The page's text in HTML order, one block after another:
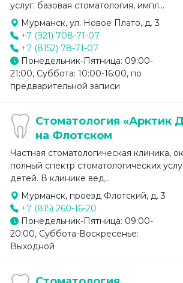
услуг: базовая стоматология, импл...
Мурманск, ул. Новое Плато, д. 3
+7 (921) 708-71-07
+7 (8152) 78-71-07
Понедельник-Пятница: 09:00-
21:00, Суббота: 10:00-16:00, по
предварительной записи
Стоматология «Арктик
на Флотском
Частная стоматологическая клиника,
полный спектр стоматологических
детей. В клинике вед...
Мурманск, проезд Флотский, д. 3
+7 (815) 260-16-20
Понедельник-Пятница: 09:00-
20:00, Суббота-Воскресенье:
Выходной